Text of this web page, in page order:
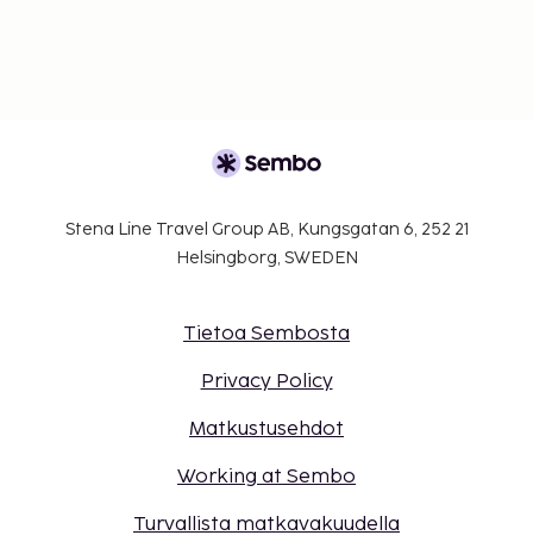
Stena Line Travel Group AB, Kungsgatan 6, 252 21
Helsingborg, SWEDEN
Tietoa Sembosta
Privacy Policy
Matkustusehdot
Working at Sembo
Turvallista matkavakuudella